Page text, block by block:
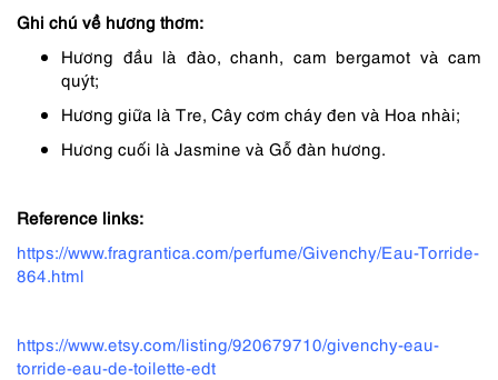
Ghi chú về hương thơm:
Hương đầu là đào, chanh, cam bergamot và cam
quýt;
Hương giữa là Tre, Cây cơm cháy đen và Hoa nhài;
Hương cuối là Jasmine và Gỗ đàn hương.
Reference links:
https://www.fragrantica.com/perfume/Givenchy/Eau-Torride-
864.html
https://www.etsy.com/listing/920679710/givenchy-eau-
torride-eau-de-toilette-edt